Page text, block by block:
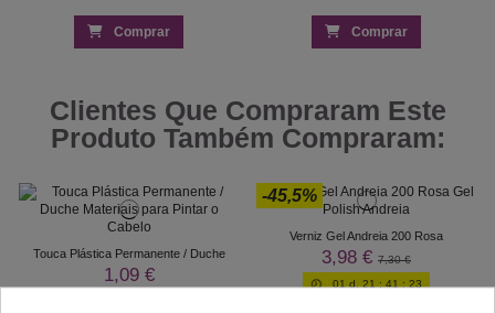
Comprar Comprar
Clientes Que Compraram Este
Produto Também Compraram:
Touca Plástica Permanente / Duche
1,09 €
-45,5%
Verniz Gel Andreia 200 Rosa
3,98 € 7,30 €
01 d. 21 : 41 : 23